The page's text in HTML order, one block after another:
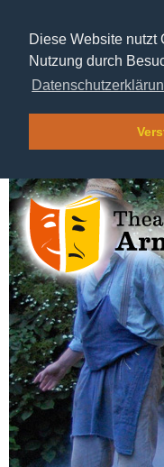
Diese Website nutzt
Nutzung durch